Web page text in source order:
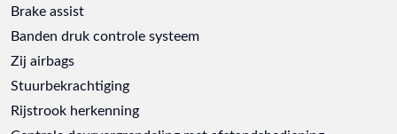
Brake assist
Banden druk controle systeem
Zij airbags
Stuurbekrachtiging
Rijstrook herkenning